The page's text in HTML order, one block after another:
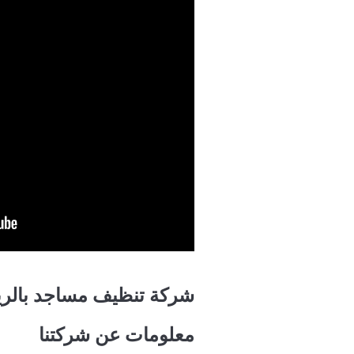
شركة تنظيف مساجد
معلومات عن شركتنا